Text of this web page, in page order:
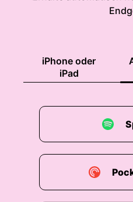
bullsabbing.de slash
Landingpage wo du mal
00:01:46: so Und jetzt
00:01:52: Guten
00:01:54: Tim.
00:01:54: herzlich
iPhone oder
iPad